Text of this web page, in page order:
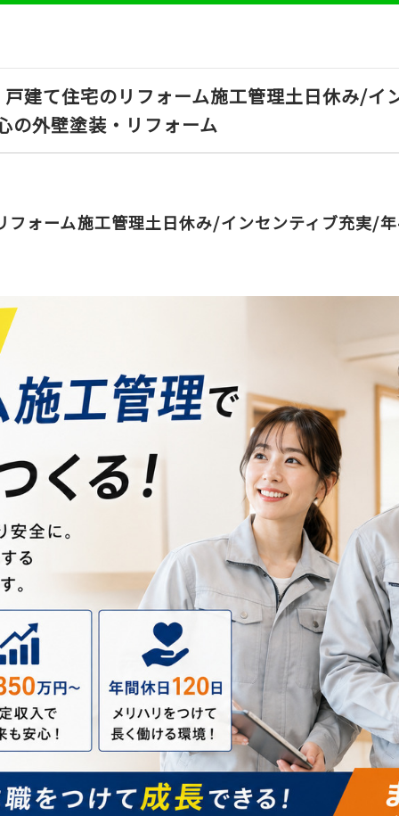
建て住宅のリフォーム施工管理土日休み/イ
の外壁塗装・リフォーム
フォーム施工管理土日休み/インセンティブ充実/